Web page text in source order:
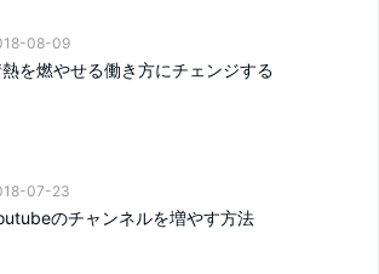
08-09
を燃やせる働き方にチェンジする
07-23
のチャンネルを増やす方法